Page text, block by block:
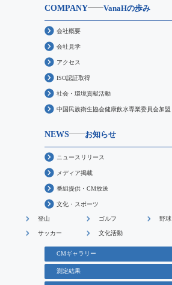
COMPANY VanaHの歩み
会社概要
会社見学
アクセス
ISO認証取得
社会・環境貢献活動
中国民族衛生協会健康飲水専業委員会加盟
NEWS お知らせ
ニュースリリース
メディア掲載
番組提供・CM放送
文化・スポーツ
登山 ゴルフ 野球
サッカー 文化活動
CMギャラリー
測定結果